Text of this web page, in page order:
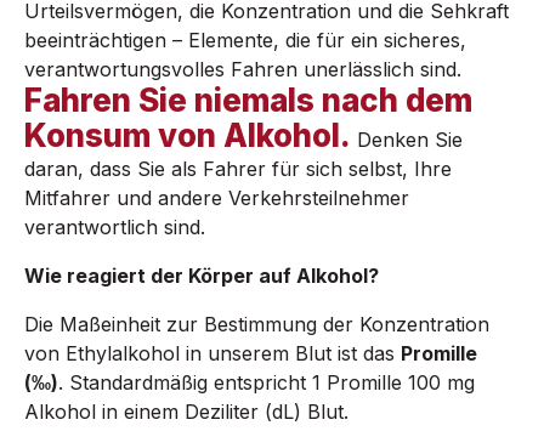
Urteilsvermögen, die Konzentration und die Sehkraft
beeinträchtigen – Elemente, die für ein sicheres,
verantwortungsvolles Fahren unerlässlich sind.
Fahren Sie niemals nach dem
Konsum von Alkohol. Denken Sie
daran, dass Sie als Fahrer für sich selbst, Ihre
Mitfahrer und andere Verkehrsteilnehmer
verantwortlich sind.
Wie reagiert der Körper auf Alkohol?
Die Maßeinheit zur Bestimmung der Konzentration
von Ethylalkohol in unserem Blut ist das Promille
(‰). Standardmäßig entspricht 1 Promille 100 mg
Alkohol in einem Deziliter (dL) Blut.